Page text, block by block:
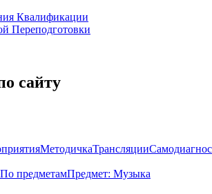
Квалификации
Переподготовки
сайту
МетодичкаТрансляции
По предметамПредмет: Музыка